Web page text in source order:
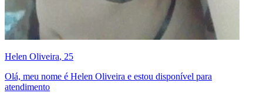
Helen Oliveira, 25
Olá, meu nome é Helen Oliveira e estou disponível para
atendimento